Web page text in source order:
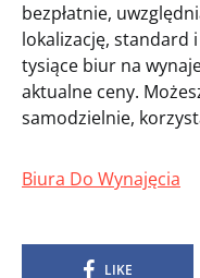
bezpłatnie,
lokalizację, standard
tysiące biur na
aktualne ceny.
samodzielnie,
Biura Do Wynajęcia
LIKE